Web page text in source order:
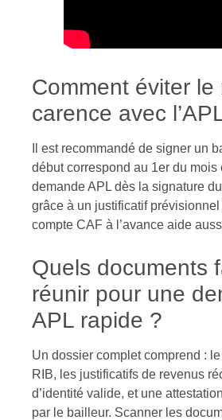
Comment éviter le
carence avec
Il est recommandé de signer un
début correspond au 1er du mois
demande APL dès la signature
grâce à un justificatif
compte CAF à l’avance aide
Quels documents
réunir pour une
APL rapide ?
Un dossier complet comprend :
RIB, les justificatifs de revenus
d’identité valide, et une
par le bailleur. Scanner les